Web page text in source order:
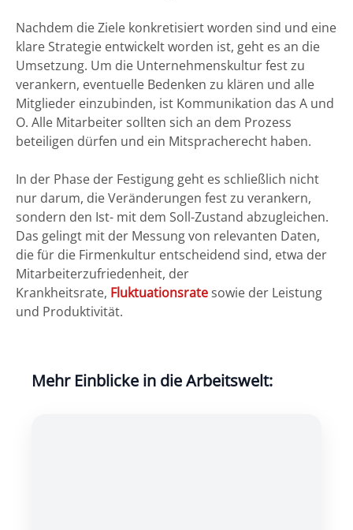
Nachdem die Ziele konkretisiert worden sind und eine
klare Strategie entwickelt worden ist, geht es an die
Umsetzung. Um die Unternehmenskultur fest zu
verankern, eventuelle Bedenken zu klären und alle
Mitglieder einzubinden, ist Kommunikation das A und
O. Alle Mitarbeiter sollten sich an dem Prozess
beteiligen dürfen und ein Mitspracherecht haben.
In der Phase der Festigung geht es schließlich nicht
nur darum, die Veränderungen fest zu verankern,
sondern den Ist- mit dem Soll-Zustand abzugleichen.
Das gelingt mit der Messung von relevanten Daten,
die für die Firmenkultur entscheidend sind, etwa der
Mitarbeiterzufriedenheit, der
Krankheitsrate, Fluktuationsrate sowie der Leistung
und Produktivität.
Mehr Einblicke in die Arbeitswelt: